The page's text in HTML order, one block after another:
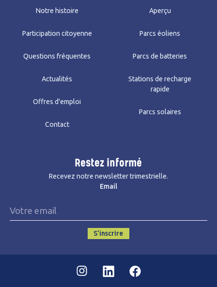
Notre histoire
Participation citoyenne
Questions fréquentes
Actualités
Offres d'emploi
Contact
Aperçu
Parcs éoliens
Parcs de batteries
Stations de recharge
rapide
Parcs solaires
Restez informé
Recevez notre newsletter trimestrielle.
Email
S'inscrire